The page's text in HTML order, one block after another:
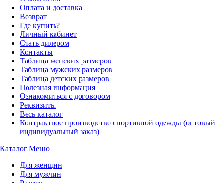
Оплата и доставка
Возврат
Где купить?
Личный кабинет
Стать дилером
Контакты
Таблица женских размеров
Таблица мужских размеров
Таблица детских размеров
Полезная информация
Ознакомиться с договором
Реквизиты
Весь каталог
Контрактное производство спортивной одежды (оптовый
индивидуальный заказ)
Каталог Меню
Для женщин
Для мужчин